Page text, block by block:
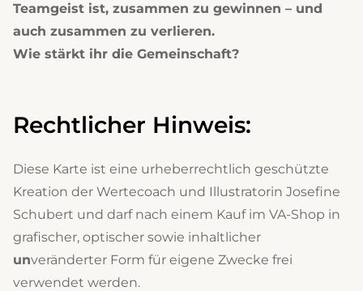
Teamgeist ist, zusammen zu gewinnen – und
auch zusammen zu verlieren.
Wie stärkt ihr die Gemeinschaft?
Rechtlicher Hinweis:
Diese Karte ist eine urheberrechtlich geschützte
Kreation der Wertecoach und Illustratorin Josefine
Schubert und darf nach einem Kauf im VA-Shop in
grafischer, optischer sowie inhaltlicher
unveränderter Form für eigene Zwecke frei
verwendet werden.